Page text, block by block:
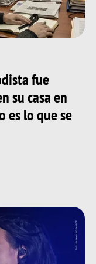
fue
su casa en
es lo que se